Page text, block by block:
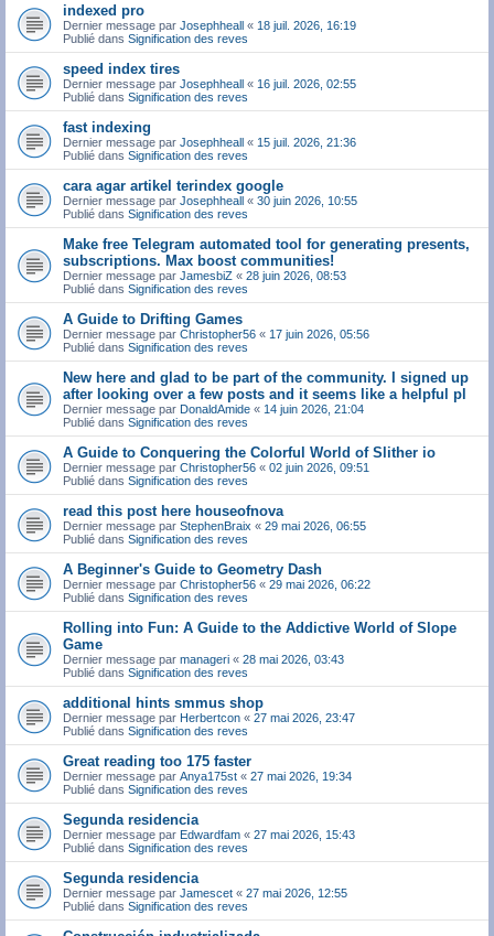
indexed pro
Dernier message par Josephheall « 18 juil. 2026, 16:19
Publié dans Signification des reves
speed index tires
Dernier message par Josephheall « 16 juil. 2026, 02:55
Publié dans Signification des reves
fast indexing
Dernier message par Josephheall « 15 juil. 2026, 21:36
Publié dans Signification des reves
cara agar artikel terindex google
Dernier message par Josephheall « 30 juin 2026, 10:55
Publié dans Signification des reves
Make free Telegram automated tool for generating presents,
subscriptions. Max boost communities!
Dernier message par JamesbiZ « 28 juin 2026, 08:53
Publié dans Signification des reves
A Guide to Drifting Games
Dernier message par Christopher56 « 17 juin 2026, 05:56
Publié dans Signification des reves
New here and glad to be part of the community. I signed up
after looking over a few posts and it seems like a helpful pl
Dernier message par DonaldAmide « 14 juin 2026, 21:04
Publié dans Signification des reves
A Guide to Conquering the Colorful World of Slither io
Dernier message par Christopher56 « 02 juin 2026, 09:51
Publié dans Signification des reves
read this post here houseofnova
Dernier message par StephenBraix « 29 mai 2026, 06:55
Publié dans Signification des reves
A Beginner's Guide to Geometry Dash
Dernier message par Christopher56 « 29 mai 2026, 06:22
Publié dans Signification des reves
Rolling into Fun: A Guide to the Addictive World of Slope
Game
Dernier message par manageri « 28 mai 2026, 03:43
Publié dans Signification des reves
additional hints smmus shop
Dernier message par Herbertcon « 27 mai 2026, 23:47
Publié dans Signification des reves
Great reading too 175 faster
Dernier message par Anya175st « 27 mai 2026, 19:34
Publié dans Signification des reves
Segunda residencia
Dernier message par Edwardfam « 27 mai 2026, 15:43
Publié dans Signification des reves
Segunda residencia
Dernier message par Jamescet « 27 mai 2026, 12:55
Publié dans Signification des reves